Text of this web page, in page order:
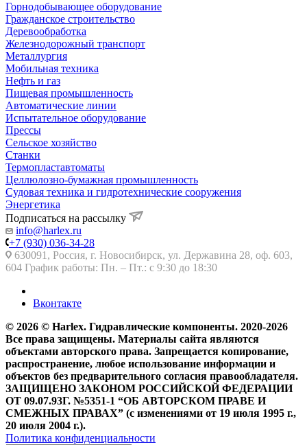
Горнодобывающее оборудование
Гражданское строительство
Деревообработка
Железнодорожный транспорт
Металлургия
Мобильная техника
Нефть и газ
Пищевая промышленность
Автоматические линии
Испытательное оборудование
Прессы
Сельское хозяйство
Станки
Термопластавтоматы
Целлюлозно-бумажная промышленность
Судовая техника и гидротехнические сооружения
Энергетика
Подписаться на рассылку
info@harlex.ru
+7 (930) 036-34-28
630091, Россия, г. Новосибирск, ул. Державина 28, оф. 603,
604 График работы: Пн. – Пт.: с 9:30 до 18:30
Вконтакте
© 2026 © Harlex. Гидравлические компоненты. 2020-2026
Все права защищены. Материалы сайта являются
объектами авторского права. Запрещается копирование,
распространение, любое использование информации и
объектов без предварительного согласия правообладателя.
ЗАЩИЩЕНО ЗАКОНОМ РОССИЙСКОЙ ФЕДЕРАЦИИ
ОТ 09.07.93Г. №5351-1 “ОБ АВТОРСКОМ ПРАВЕ И
СМЕЖНЫХ ПРАВАХ” (с изменениями от 19 июля 1995 г.,
20 июля 2004 г.).
Политика конфиденциальности